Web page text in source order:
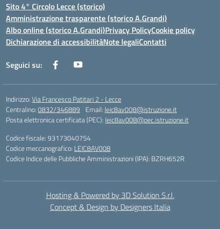
Sito 4° Circolo Lecce (storico)
Amministrazione trasparente (storico A.Grandi)
Albo online (storico A.Grandi)Privacy PolicyCookie policy
Dichiarazione di accessibilitàNote legaliContatti
Seguici su:
Indirizzo:Via Francesco Patitari 2 - Lecce
Centralino:0832/346889 Email: leic8av008@istruzione.it
Posta elettronica certificata (PEC): leic8av008@pec.istruzione.it
Codice fiscale: 93173040754
Codice meccanografico: LEIC8AV008
Codice Indice delle Pubbliche Amministrazioni (IPA): BZRH652R
Hosting & Powered by 3D Solution S.r.l.
Concept & Design by Designers Italia